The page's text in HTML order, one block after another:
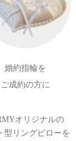
婚約指輪を
ご成約の方に
オリジナルの
型リングピローを